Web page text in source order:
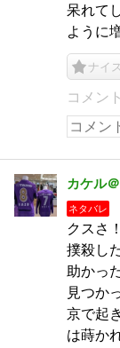
呆れて
ように
ナイス
コメン
カケル
ネタバレ
クスさ
撲殺し
助かっ
見つか
京で起
は蒔か